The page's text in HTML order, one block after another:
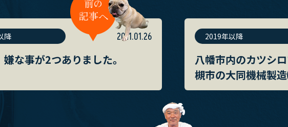
降 2011.01.26
な事が2つありました。
2019年以降
八幡市内のカツシ
槻市の大同機械製